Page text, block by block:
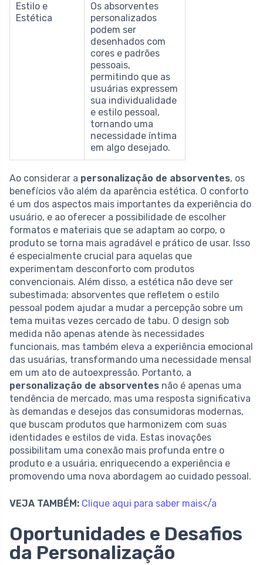
Estilo e
Estética
Os absorventes
personalizados
podem ser
desenhados com
cores e padrões
pessoais,
permitindo que as
usuárias expressem
sua individualidade
e estilo pessoal,
tornando uma
necessidade íntima
em algo desejado.
Ao considerar a personalização de absorventes, os
benefícios vão além da aparência estética. O conforto
é um dos aspectos mais importantes da experiência do
usuário, e ao oferecer a possibilidade de escolher
formatos e materiais que se adaptam ao corpo, o
produto se torna mais agradável e prático de usar. Isso
é especialmente crucial para aquelas que
experimentam desconforto com produtos
convencionais. Além disso, a estética não deve ser
subestimada; absorventes que refletem o estilo
pessoal podem ajudar a mudar a percepção sobre um
tema muitas vezes cercado de tabu. O design sob
medida não apenas atende às necessidades
funcionais, mas também eleva a experiência emocional
das usuárias, transformando uma necessidade mensal
em um ato de autoexpressão. Portanto, a
personalização de absorventes não é apenas uma
tendência de mercado, mas uma resposta significativa
às demandas e desejos das consumidoras modernas,
que buscam produtos que harmonizem com suas
identidades e estilos de vida. Estas inovações
possibilitam uma conexão mais profunda entre o
produto e a usuária, enriquecendo a experiência e
promovendo uma nova abordagem ao cuidado pessoal.
VEJA TAMBÉM: Clique aqui para saber mais</a
Oportunidades e Desafios
da Personalização